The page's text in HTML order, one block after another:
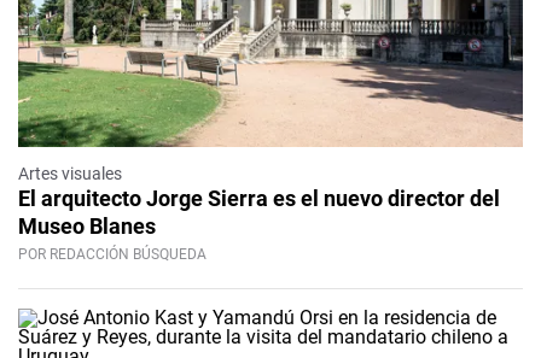
Artes visuales
El arquitecto Jorge Sierra es el nuevo director del
Museo Blanes
POR REDACCIÓN BÚSQUEDA